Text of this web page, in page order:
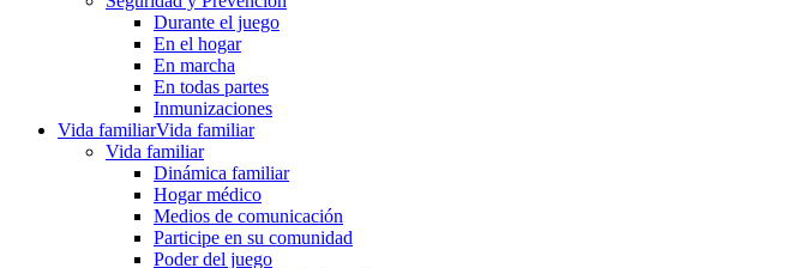
Durante el juego
En el hogar
En marcha
En todas partes
Inmunizaciones
Vida familiarVida familiar
Vida familiar
Dinámica familiar
Hogar médico
Medios de comunicación
Participe en su comunidad
Poder del juego